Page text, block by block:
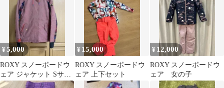
¥5,000
ROXY スノーボードウ
ェア ジャケット Sサイ
ズ
¥ 15,000
ROXY スノーボードウ
ェア 上下セット
¥ 12,000
ROXY スノーボードウ
ェア 女の子￼